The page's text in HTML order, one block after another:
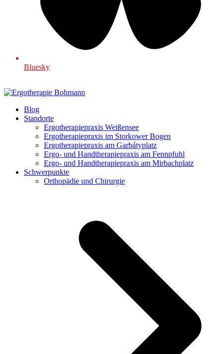
Bluesky
Blog
Standorte
Ergotherapiepraxis Weißensee
Ergotherapiepraxis im Storkower Bogen
Ergotherapiepraxis am Garbátyplatz
Ergo- und Handtherapiepraxis am Fennpfuhl
Ergo- und Handtherapiepraxis am Mirbachplatz
Schwerpunkte
Orthopädie und Chirurgie